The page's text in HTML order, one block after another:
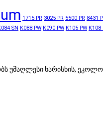
1715 PR 3025 PR 5500 PR 8431
SN K088 PW K090 PW K105 PW K108
უმაღლესი ხარისხის,